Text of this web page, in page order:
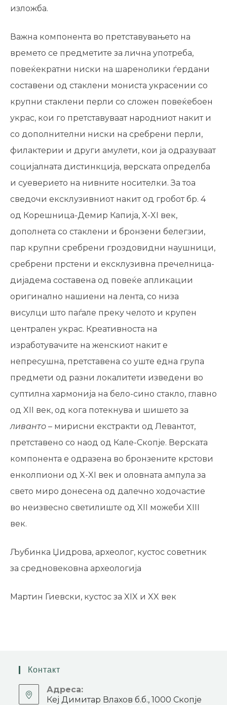
изложба.
Важна компонента во претставувањето на
времето се предметите за лична употреба,
повеќекратни ниски на шаренолики ѓердани
составени од стаклени мониста украсении со
крупни стаклени перли со сложен повеќебоен
украс, кои го претставуваат народниот накит и
со дополнителни ниски на сребрени перли,
филактерии и други амулети, кои ја одразуваат
социјалната дистинкција, верската определба
и суеверието на нивните носителки. За тоа
сведочи ексклузивниот накит од гробот бр. 4
од Корешница-Демир Капија, X-XI век,
дополнета со стаклени и бронзени белегзии,
пар крупни сребрени гроздовидни наушници,
сребрени прстени и ексклузивна пречелница-
дијадема составена од повеќе апликации
оригинално нашиени на лента, со низа
висулци што паѓале преку челото и крупен
централен украс. Креативноста на
изработувачите на женскиот накит е
непресушна, претставена со уште една група
предмети од разни локалитети изведени во
суптилна хармонија на бело-сино стакло, главно
од XII век, од кога потекнува и шишето за
ливанто – мирисни екстракти од Левантот,
претставено со наод од Кале-Скопје. Верската
компонента е одразена во бронзените крстови
енколпиони од X-XI век и оловната ампула за
свето миро донесена од далечно ходочастие
во неизвесно светилиште од XII можеби XIII
век.
Љубинка Џидрова, археолог, кустос советник
за средновековна археологија
Мартин Гиевски, кустос за XIX и XX век
Контакт
Адреса:
Кеј Димитар Влахов б.б., 1000 Скопје